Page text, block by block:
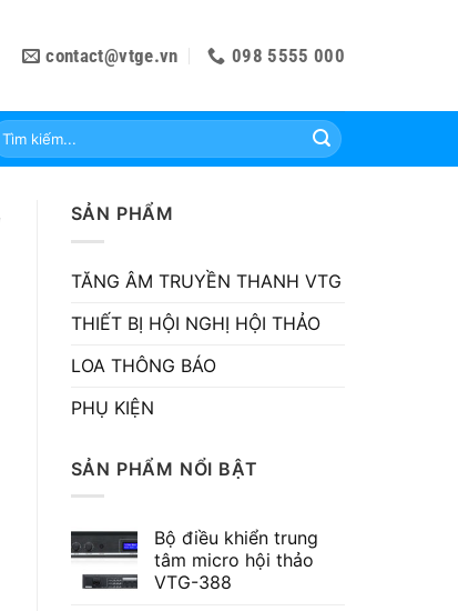
contact@vtge.vn 098 5555 000
SẢN PHẨM
TĂNG ÂM TRUYỀN THANH VTG
THIẾT BỊ HỘI NGHỊ HỘI THẢO
LOA THÔNG BÁO
PHỤ KIỆN
SẢN PHẨM NỔI BẬT
Bộ điều khiển trung
tâm micro hội thảo
VTG-388